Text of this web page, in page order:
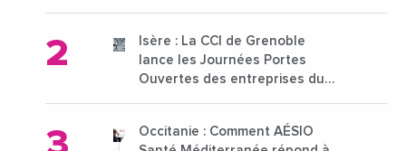
Isère : La CCI de Grenoble
lance les Journées Portes
Ouvertes des entreprises du
Occitanie : Comment AÉSIO